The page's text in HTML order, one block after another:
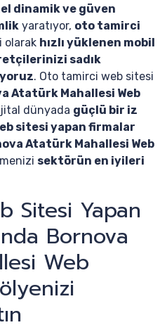
dinamik ve güven
yaratıyor, oto tamirci
olarak hızlı yüklenen mobil
sadık
. Oto tamirci web sitesi
Atatürk Mahallesi Web
dünyada güçlü bir iz
sitesi yapan firmalar
Atatürk Mahallesi Web
sektörün en iyileri
Sitesi Yapan
Bornova
Web